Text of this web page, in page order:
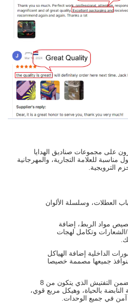
على مجموعات صناديق الهدايا
للعلامة التجارية، والمهرجانية
الترويجية.
العطلات، وسلسلة الألوان
مواد الربط، إضافة
الشعارات وتكامل لهجات
الداخلية إضافة الهياكل
جميعها مصممة خصيصا
ضمان الجودة حسب الطلب: يضمن التفتيش الذي يتكون من 8
بالحياة، وهيكل مربع قوي،
في جميع الوحدات.